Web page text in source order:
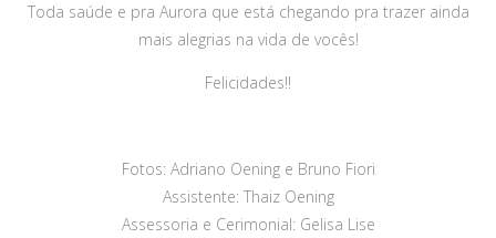
Toda saúde e pra Aurora que está chegando pra trazer ainda
mais alegrias na vida de vocês!
Felicidades!!
Fotos: Adriano Oening e Bruno Fiori
Assistente: Thaiz Oening
Assessoria e Cerimonial: Gelisa Lise